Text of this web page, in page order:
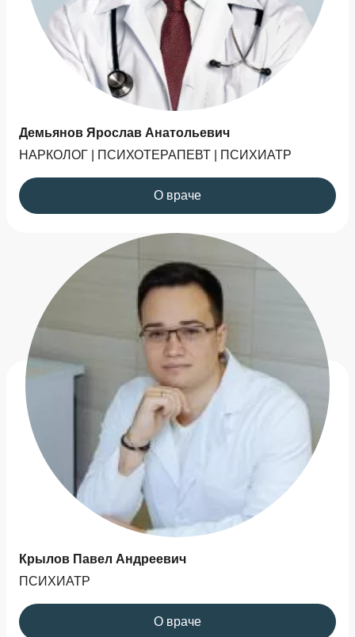
Демьянов Ярослав Анатольевич
НАРКОЛОГ | ПСИХОТЕРАПЕВТ | ПСИХИАТР
О враче
Крылов Павел Андреевич
ПСИХИАТР
О враче